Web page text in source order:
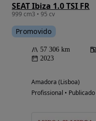
SEAT Ibiza 1.0 TSI FR
999 cm3 • 95 cv
Promovido
57 306 km
2023
Amadora (Lisboa)
Profissional • Publicado